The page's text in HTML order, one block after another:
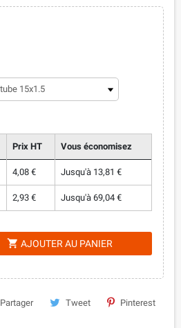
Prix HT Vous économisez
4,08 € Jusqu'à 13,81 €
2,93 € Jusqu'à 69,04 €
shopping_cart AJOUTER AU PANIER
Partager Tweet Pinterest